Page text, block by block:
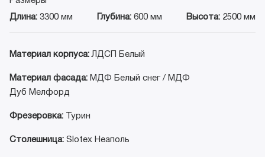
Длина: 3300 мм Глубина: 600 мм Высота: 2500 мм
Материал корпуса: ЛДСП Белый
Материал фасада: МДФ Белый снег / МДФ
Дуб Мелфорд
Фрезеровка: Турин
Столешница: Slotex Неаполь